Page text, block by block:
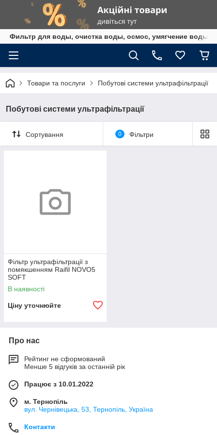
Фильтр для воды, очистка воды, осмос, умягчение воды,
Товари та послуги Побутові системи ультрафільтрації
Побутові системи ультрафільтрації
Сортування 0 Фільтри
Фільтр ультрафільтрації з
помякшенням Raifil NOVO5
SOFT
В наявності
Ціну уточнюйте
Про нас
Рейтинг не сформований
Менше 5 відгуків за останній рік
Працює з 10.01.2022
м. Тернопіль
вул. Чернівецька, 53, Тернопіль, Україна
Контакти